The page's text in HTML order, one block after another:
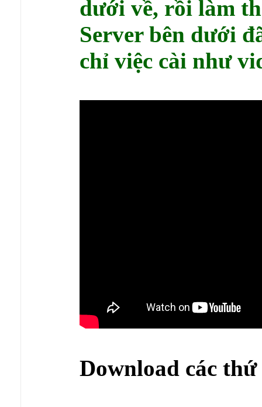
dưới về, rồi làm
Server bên dưới
chỉ việc cài như
Download các